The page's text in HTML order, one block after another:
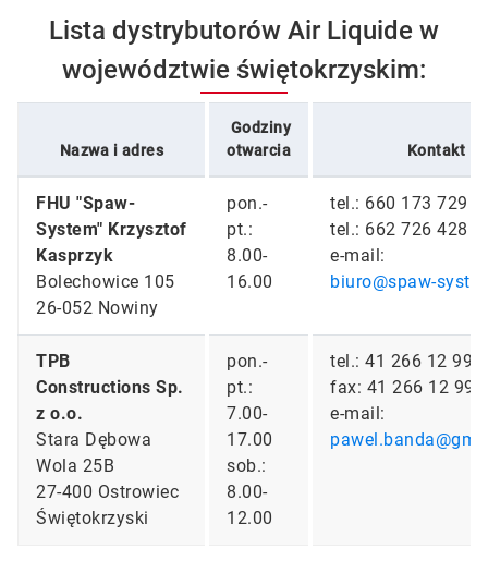
Lista dystrybutorów Air Liquide w
województwie świętokrzyskim:
Nazwa i adres
Godziny
otwarcia
Kontakt
FHU "Spaw-
System" Krzysztof
Kasprzyk
Bolechowice 105
26-052 Nowiny
pon.-
pt.:
8.00-
16.00
tel.: 660 173 729
tel.: 662 726 428
e-mail:
biuro@spaw-
TPB
Constructions Sp.
z o.o.
Stara Dębowa
Wola 25B
27-400 Ostrowiec
Świętokrzyski
pon.-
pt.:
7.00-
17.00
sob.:
8.00-
12.00
tel.: 41 266 12 99
fax: 41 266 12 99
e-mail: